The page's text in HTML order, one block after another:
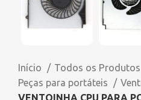
Início
Todos os Produtos
Peças para portáteis
VENTOINHA CPU PARA